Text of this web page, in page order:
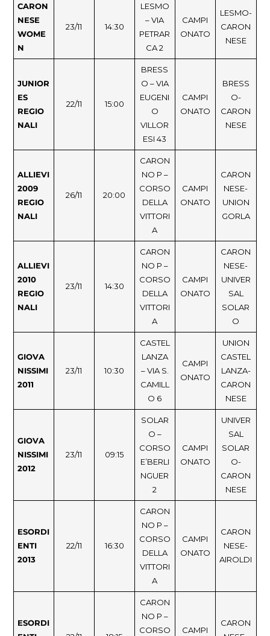
CARON
NESE
WOME
N
23/11 14:30
LESMO
– VIA
PETRAR
CA 2
CAMPI
ONATO
LESMO-
CARON
NESE
JUNIOR
ES
REGIO
NALI
22/11 15:00
BRESS
O – VIA
EUGENI
O
VILLOR
ESI 43
CAMPI
ONATO
BRESS
O-
CARON
NESE
ALLIEVI
2009
REGIO
NALI
26/11 20:00
CARON
NO P –
CORSO
DELLA
VITTORI
A
CAMPI
ONATO
CARON
NESE-
UNION
GORLA
ALLIEVI
2010
REGIO
NALI
23/11 14:30
CARON
NO P –
CORSO
DELLA
VITTORI
A
CAMPI
ONATO
CARON
NESE-
UNIVER
SAL
SOLAR
O
GIOVA
NISSIMI
2011
23/11 10:30
CASTEL
LANZA
– VIA S.
CAMILL
O 6
CAMPI
ONATO
UNION
CASTEL
LANZA-
CARON
NESE
GIOVA
NISSIMI
2012
23/11 09:15
SOLAR
O –
CORSO
E’BERLI
NGUER
2
CAMPI
ONATO
UNIVER
SAL
SOLAR
O-
CARON
NESE
ESORDI
ENTI
2013
22/11 16:30
CARON
NO P –
CORSO
DELLA
VITTORI
A
CAMPI
ONATO
CARON
NESE-
AIROLDI
ESORDI
CARON
NO P –
CORSO
CAMPI
CARON